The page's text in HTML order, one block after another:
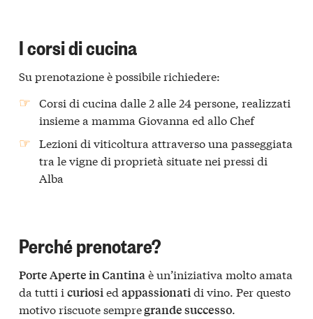
I corsi di cucina
Su prenotazione è possibile richiedere:
Corsi di cucina dalle 2 alle 24 persone, realizzati
insieme a mamma Giovanna ed allo Chef
Lezioni di viticoltura attraverso una passeggiata
tra le vigne di proprietà situate nei pressi di
Alba
Perché prenotare?
Porte Aperte in Cantinaè un’iniziativa molto amata
da tutti i curiosied appassionatidi vino. Per questo
motivo riscuote sempregrande successo.